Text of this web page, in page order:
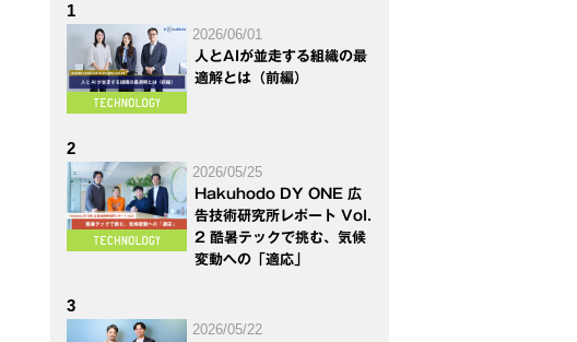
1
2026/06/01
人とAIが並走する組織の最
適解とは（前編）
2
2026/05/25
Hakuhodo DY ONE 広
告技術研究所レポート Vol.
2 酷暑テックで挑む、気候
変動への「適応」
3
2026/05/22